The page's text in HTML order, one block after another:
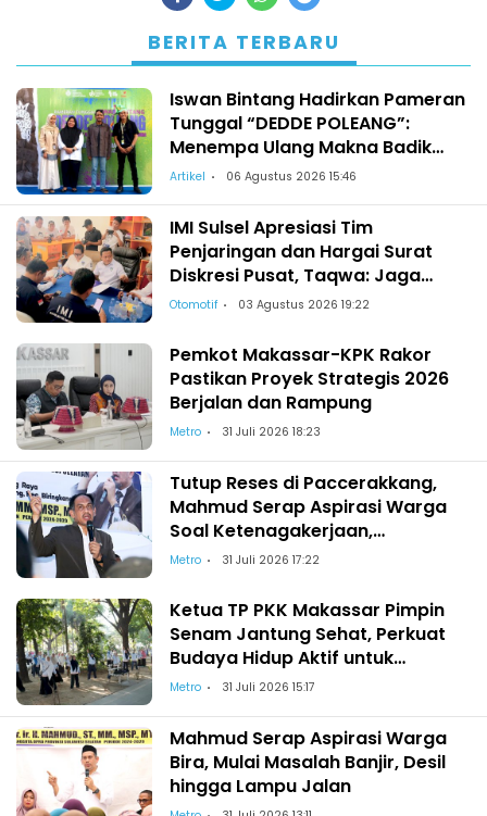
BERITA TERBARU
Iswan Bintang Hadirkan Pameran
Tunggal “DEDDE POLEANG”:
Menempa Ulang Makna Badik
dari Lontara Menuju Warisan
Artikel 06 Agustus 2026 15:46
IMI Sulsel Apresiasi Tim
Penjaringan dan Hargai Surat
Diskresi Pusat, Taqwa: Jaga
Kekeluargaan-Kebersamaan
Otomotif 03 Agustus 2026 19:22
Pemkot Makassar-KPK Rakor
Pastikan Proyek Strategis 2026
Berjalan dan Rampung
Metro 31 Juli 2026 18:23
Tutup Reses di Paccerakkang,
Mahmud Serap Aspirasi Warga
Soal Ketenagakerjaan,
Pendidikan hingga Akses
Metro 31 Juli 2026 17:22
Ketua TP PKK Makassar Pimpin
Senam Jantung Sehat, Perkuat
Budaya Hidup Aktif untuk
Wujudkan Keluarga Berdaya
Metro 31 Juli 2026 15:17
Mahmud Serap Aspirasi Warga
Bira, Mulai Masalah Banjir, Desil
hingga Lampu Jalan